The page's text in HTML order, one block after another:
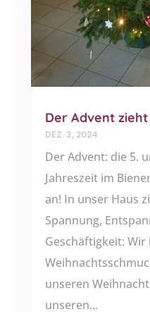
Der Advent
DEZ. 3, 2024
Der Advent: die 5.
Jahreszeit im
an! In unser Haus
Spannung,
Geschäftigkeit: Wir
unseren
unseren...